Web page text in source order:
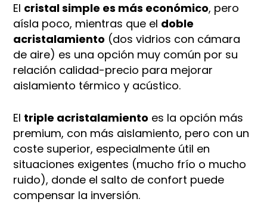
El cristal simple es más económico, pero
aísla poco, mientras que el doble
acristalamiento (dos vidrios con cámara
de aire) es una opción muy común por su
relación calidad-precio para mejorar
aislamiento térmico y acústico.
El triple acristalamiento es la opción más
premium, con más aislamiento, pero con un
coste superior, especialmente útil en
situaciones exigentes (mucho frío o mucho
ruido), donde el salto de confort puede
compensar la inversión.​